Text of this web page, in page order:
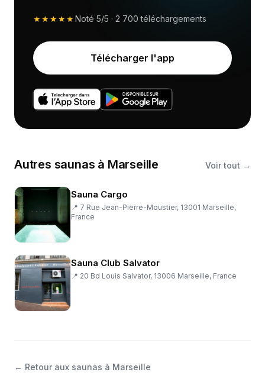
★★★★★Noté 5/5 · 2 700 téléchargements
Télécharger l'app
Autres saunas à Marseille Voir tout →
Sauna Cargo
📍 7 Rue Jean-Pierre-Moustier, 13001 Marseille,
France
Sauna Club Salvator
📍 20 Bd Louis Salvator, 13006 Marseille, France
← Retour aux saunas à Marseille